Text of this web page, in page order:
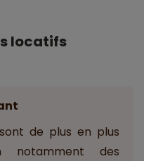
locatifs
de plus en plus
notamment des